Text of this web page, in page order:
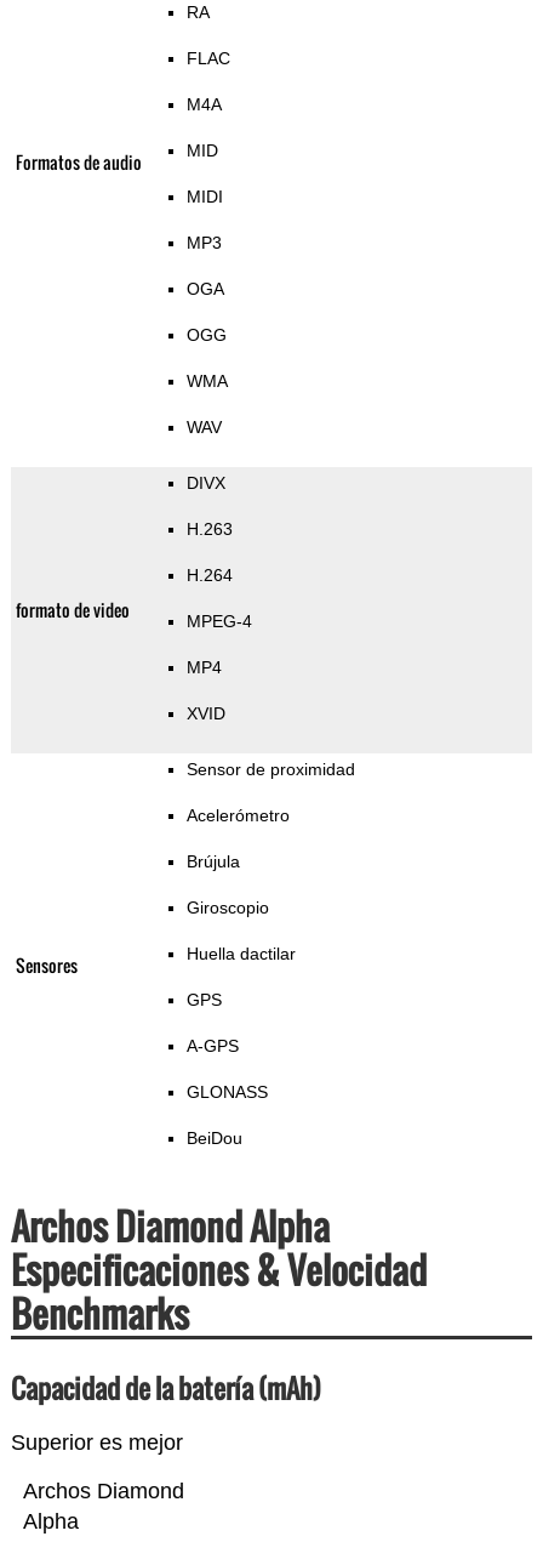
Formatos de audio
RA
FLAC
M4A
MID
MIDI
MP3
OGA
OGG
WMA
WAV
formato de video
DIVX
H.263
H.264
MPEG-4
MP4
XVID
Sensores
Sensor de proximidad
Acelerómetro
Brújula
Giroscopio
Huella dactilar
GPS
A-GPS
GLONASS
BeiDou
Archos Diamond Alpha
Especificaciones & Velocidad
Benchmarks
Capacidad de la batería (mAh)
Superior es mejor
Archos Diamond
Alpha